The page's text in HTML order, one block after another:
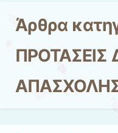
Άρθρα
ΠΡΟΤΑΣΕΙΣ